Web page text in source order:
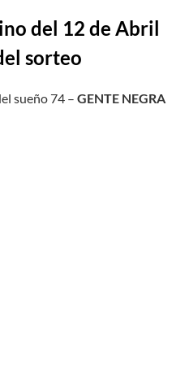
del 12 de Abril
sorteo
sueño 74 – GENTE NEGRA